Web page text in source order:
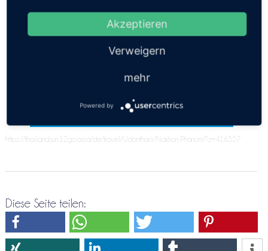
Zwischenstop angeben. Bitte versuche es doch
nochmals über die
Direktreservierung Udonthani ⇒ Nakhon Phanom
https://thailandsun.12go.asia/de/travel/Udonthani/Nakhon Phanom/?z=416557
Diese Seite teilen:
Akzeptieren
Verweigern
mehr
Powered by